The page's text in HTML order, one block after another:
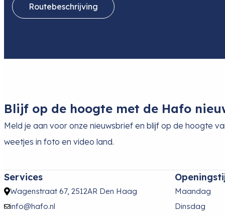
Routebeschrijving
Blijf op de hoogte met de Hafo
Meld je aan voor onze nieuwsbrief en blijf op de hoogte
weetjes in foto en video land.
Services
Wagenstraat 67, 2512AR Den Haag
info@hafo.nl
Maandag
Dinsdag